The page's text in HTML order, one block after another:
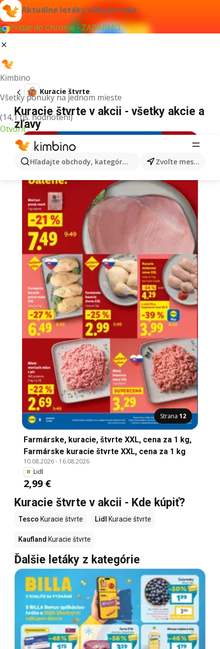
Aktuálne letáky vždy po ruke
Pridať do Chrome - ZADARMO
Kimbino
Všetky ponuky na jednom mieste
(14,1 tis. hodnotení)
Otvoriť
Hľadajte obchody, kategórie, produkty... Zvoľte mesto
Kuracie štvrte
Kuracie štvrte v akcii - všetky akcie a
zľavy
Strana 12
Farmárske, kuracie, štvrte XXL, cena za 1 kg,
Farmárske kuracie štvrte XXL, cena za 1 kg
10.08.2026- 16.08.2026
Lidl
2,99 €
Kuracie štvrte v akcii - Kde kúpiť?
Tesco Kuracie štvrte Lidl Kuracie štvrte
Kaufland Kuracie štvrte
Ďalšie letáky z kategórie